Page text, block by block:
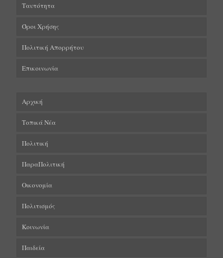
Ταυτότητα
Όροι Χρήσης
Πολιτική Απορρήτου
Επικοινωνία
Αρχική
Τοπικά Νέα
Πολιτική
ΠαραΠολιτική
Οικονομία
Πολιτισμός
Κοινωνία
Παιδεία